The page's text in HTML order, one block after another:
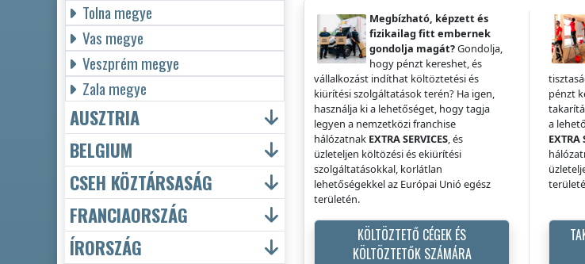
Megbízható, képzett és
fizikailag fitt embernek
gondolja magát?Gondolja,
hogy pénzt kereshet, és
vállalkozást indíthat költöztetési és
kiürítési szolgáltatások terén? Ha igen,
használja ki a lehetőséget, hogy tagja
legyen a nemzetközi franchise
hálózatnak EXTRA SERVICES, és
üzleteljen költözési és ekiürítési
szolgáltatásokkal, korlátlan
lehetőségekkel az Európai Unió egész
területén.
KÖLTÖZTETŐ CÉGEK ÉS
KÖLTÖZTETŐK SZÁMÁRA
pénzt
a
EXTRA
Tolna megye
Vas megye
Veszprém megye
Zala megye
AUSZTRIA
BELGIUM
CSEH KÖZTÁRSASÁG
FRANCIAORSZÁG
ÍRORSZÁG